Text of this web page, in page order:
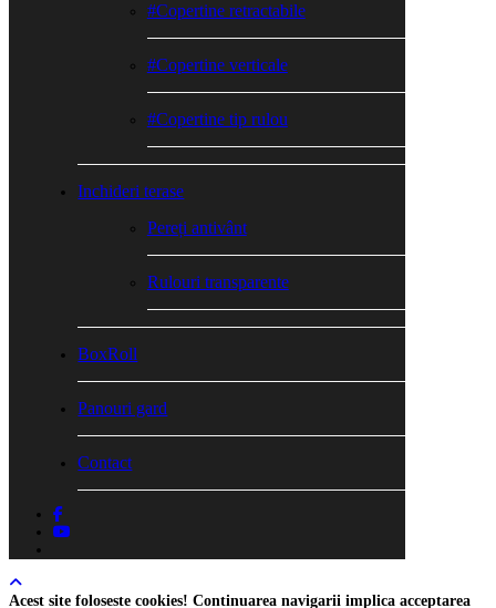
#Copertine retractabile
#Copertine verticale
#Copertine tip rulou
Inchideri terase
Pereți antivânt
Rulouri transparente
BoxRoll
Panouri gard
Contact
facebook
youtube
Acest site foloseste cookies! Continuarea navigarii implica acceptarea